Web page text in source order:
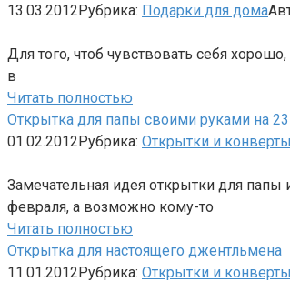
13.03.2012Рубрика: Подарки для дома
Для того, чтоб чувствовать себя
в
Читать полностью
Открытка для папы своими руками на
01.02.2012Рубрика: Открытки и конверты
Замечательная идея открытки для
февраля, а возможно кому-то
Читать полностью
Открытка для настоящего джентльмена
11.01.2012Рубрика: Открытки и конверты